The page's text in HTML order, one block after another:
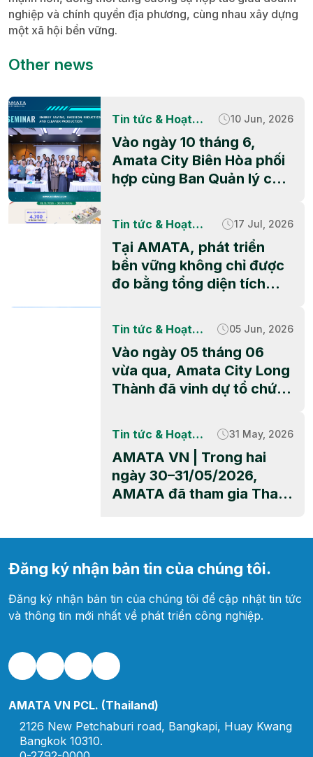
nghiệp và chính quyền địa phương, cùng nhau xây dựng
một xã hội bền vững.
Other news
Tin tức & Hoạt
động CSR
10 Jun, 2026
Vào ngày 10 tháng 6,
Amata City Biên Hòa phối
hợp cùng Ban Quản lý các
kinh tế thành phố Đồng
Nai (DNIEZA), UNIDO và
các đối tác kỹ thuật đã tổ
chức thành công hội thảo
“Tiết kiệm năng lượng,
sạch hơn”. Sự […]
Tin tức & Hoạt
động CSR
17 Jul, 2026
Tại AMATA, phát triển
bền vững không chỉ được
đo bằng tổng diện tích
lượng dự án đầu tư, mà
còn thể hiện qua những
giá trị tích cực mà doanh
nghiệp cùng cộng đồng
tạo dựng mỗi ngày. Trong
hành trình ấy tiếp tục […]
Tin tức & Hoạt
động CSR
05 Jun, 2026
Vào ngày 05 tháng 06
vừa qua, Amata City Long
Thành đã vinh dự tổ chức
xanh khu công nghiệp đầu
tiên trên địa bàn. Sự kiện
đã nhận được sự hưởng
ứng nhiệt tình và tham gia
tích cực từ nhiều khách
các đối […]
Tin tức & Hoạt
động CSR
31 May, 2026
AMATA VN | Trong hai
ngày 30–31/05/2026,
AMATA đã tham gia Thai
sắc do Tổng Lãnh sự quán
Hồ Chí Minh tổ chức. Sự
kiện là cầu nối quan trọng
Đăng ký nhận bản tin của chúng tôi.
Đăng ký nhận bản tin của chúng tôi để cập nhật tin tức
và thông tin mới nhất về phát triển công nghiệp.
AMATA VN PCL. (Thailand)
2126 New Petchaburi road, Bangkapi, Huay Kwang
Bangkok 10310.